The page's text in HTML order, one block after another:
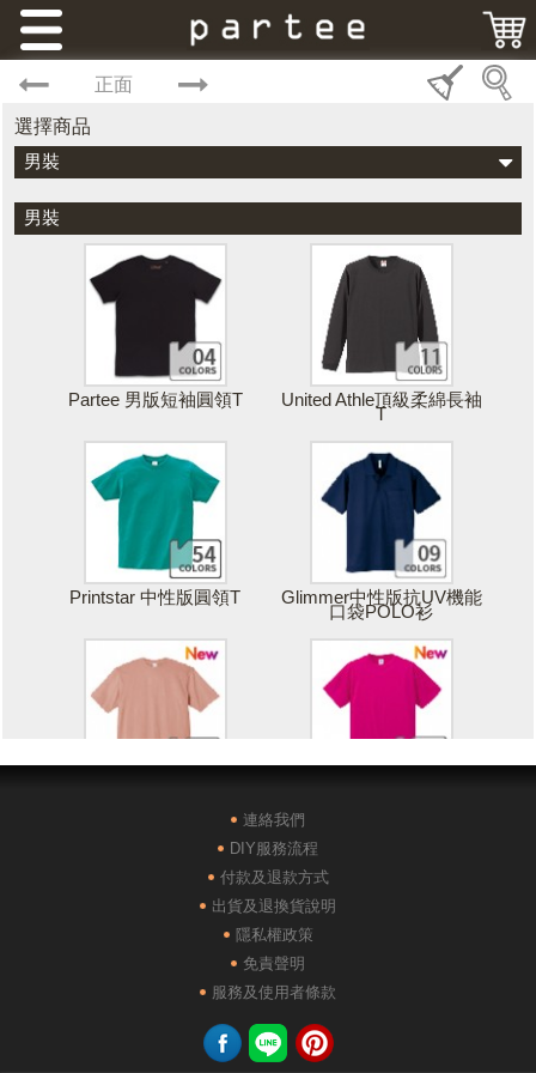
正面
選擇商品
男裝
男裝
Partee 男版短袖圓領T United Athle頂級柔綿長袖
T
Printstar 中性版圓領T Glimmer中性版抗UV機能
口袋POLO衫
POLONE1純棉短袖POLO AG28000落肩重磅精梳棉
連絡我們
DIY服務流程
付款及退款方式
出貨及退換貨說明
隱私權政策
免責聲明
服務及使用者條款